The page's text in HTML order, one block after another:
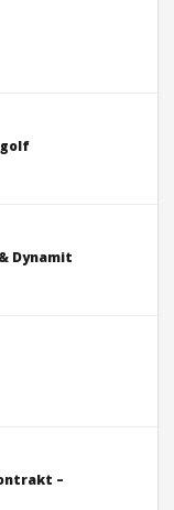
Dynamit
–